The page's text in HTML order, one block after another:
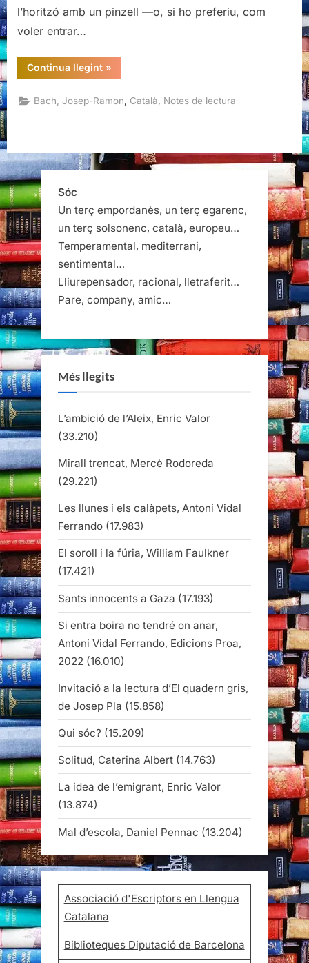
l’horitzó amb un pinzell —o, si ho preferiu, com
voler entrar…
Continua llegint“L’instint.
Obra
1993,
Ramon
»
Bach, Josep-Ramon Català Notes de lectura
Sóc
Un terç empordanès, un terç egarenc,
un terç solsonenc, català, europeu…
Temperamental, mediterrani,
sentimental…
Lliurepensador, racional, lletraferit…
Pare, company, amic…
Més llegits
L’ambició de l’Aleix, Enric Valor
(33.210)
Mirall trencat, Mercè Rodoreda
(29.221)
Les llunes i els calàpets, Antoni Vidal
Ferrando (17.983)
El soroll i la fúria, William Faulkner
(17.421)
Sants innocents a Gaza (17.193)
Si entra boira no tendré on anar,
Antoni Vidal Ferrando, Edicions Proa,
2022 (16.010)
Invitació a la lectura d’El quadern gris,
de Josep Pla (15.858)
Qui sóc? (15.209)
Solitud, Caterina Albert (14.763)
La idea de l’emigrant, Enric Valor
(13.874)
Mal d’escola, Daniel Pennac (13.204)
Associació d'Escriptors en Llengua
Catalana
Biblioteques Diputació de Barcelona